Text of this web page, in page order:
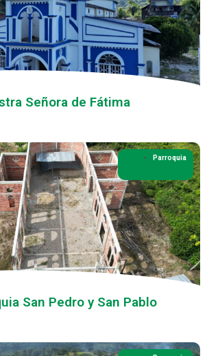
Señora de Fátima
Parroquia
San Pedro y San Pablo